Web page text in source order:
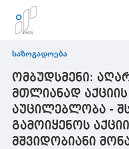
საზოგადოება
ომბუდსმენი:
მთლიანად
აუცილებლობა -
გამოიყენოს
მშვიდობიანი